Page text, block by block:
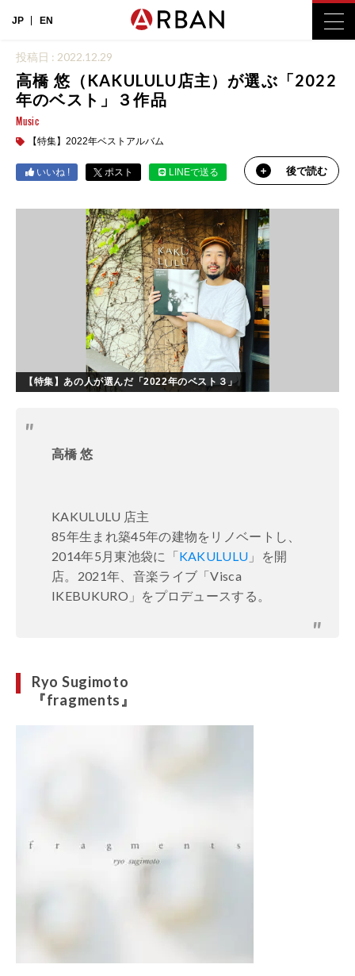
JP EN
投稿日 : 2022.12.29
高橋 悠（KAKULULU店主）が選ぶ「2022
年のベスト」３作品
Music
【特集】2022年ベストアルバム
いいね ! ポスト LINEで送る 後で読む
【特集】あの人が選んだ「2022年のベスト３」
高橋 悠
KAKULULU 店主
85年生まれ築45年の建物をリノベートし、
2014年5月東池袋に「KAKULULU 」を開
店。2021年、音楽ライブ「Visca
IKEBUKURO」をプロデュースする。
Ryo Sugimoto
『fragments』